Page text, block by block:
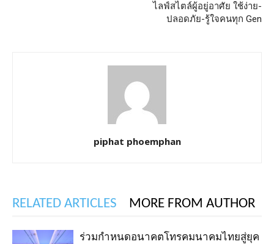
ไลฟ์สไตล์ผู้อยู่อาศัย ใช้ง่าย-
ปลอดภัย-รู้ใจคนทุก Gen
piphat phoemphan
RELATED ARTICLES MORE FROM AUTHOR
ร่วมกำหนดอนาคตโทรคมนาคมไทยสู่ยุค